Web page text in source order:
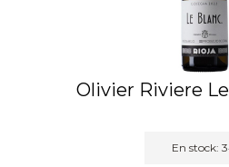
Olivier Riviere
En stock: